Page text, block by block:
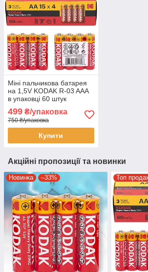
Міні пальчикова батарея
на 1,5V KODAK R-03 AAА
в упаковці 60 штук
499 ₴/упаковка
750 ₴/упаковка
Купити
Акційні пропозиції та новинки
Новинка –33% Топ